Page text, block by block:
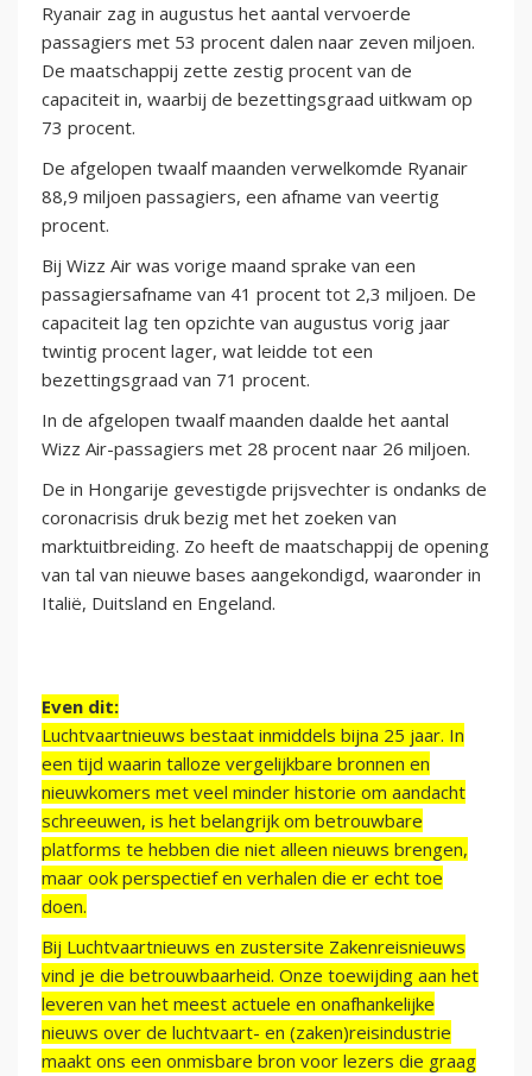
Ryanair zag in augustus het aantal vervoerde
passagiers met 53 procent dalen naar zeven miljoen.
De maatschappij zette zestig procent van de
capaciteit in, waarbij de bezettingsgraad uitkwam op
73 procent.
De afgelopen twaalf maanden verwelkomde Ryanair
88,9 miljoen passagiers, een afname van veertig
procent.
Bij Wizz Air was vorige maand sprake van een
passagiersafname van 41 procent tot 2,3 miljoen. De
capaciteit lag ten opzichte van augustus vorig jaar
twintig procent lager, wat leidde tot een
bezettingsgraad van 71 procent.
In de afgelopen twaalf maanden daalde het aantal
Wizz Air-passagiers met 28 procent naar 26 miljoen.
De in Hongarije gevestigde prijsvechter is ondanks de
coronacrisis druk bezig met het zoeken van
marktuitbreiding. Zo heeft de maatschappij de opening
van tal van nieuwe bases aangekondigd, waaronder in
Italië, Duitsland en Engeland.
Even dit:
Luchtvaartnieuws bestaat inmiddels bijna 25 jaar. In
een tijd waarin talloze vergelijkbare bronnen en
nieuwkomers met veel minder historie om aandacht
schreeuwen, is het belangrijk om betrouwbare
platforms te hebben die niet alleen nieuws brengen,
maar ook perspectief en verhalen die er echt toe
doen.
Bij Luchtvaartnieuws en zustersite Zakenreisnieuws
vind je die betrouwbaarheid. Onze toewijding aan het
leveren van het meest actuele en onafhankelijke
nieuws over de luchtvaart- en (zaken)reisindustrie
maakt ons een onmisbare bron voor lezers die graag